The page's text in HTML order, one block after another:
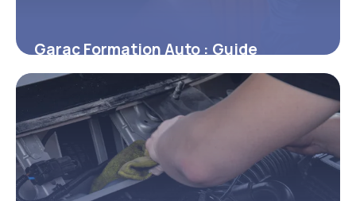
Garac Formation Auto : Guide
Complet 2026
7 juin 2026